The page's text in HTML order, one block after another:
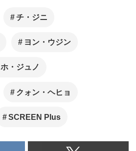
チ・ジニ
ヨン・ウジン
ホ・ジュノ
クォン・ヘヒョ
SCREEN Plus